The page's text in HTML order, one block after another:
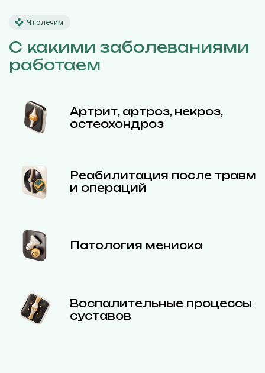
Что лечим
С какими заболеваниями
работаем
Артрит, артроз, некроз,
остеохондроз
Реабилитация после травм
и операций
Патология мениска
Воспалительные процессы
суставов